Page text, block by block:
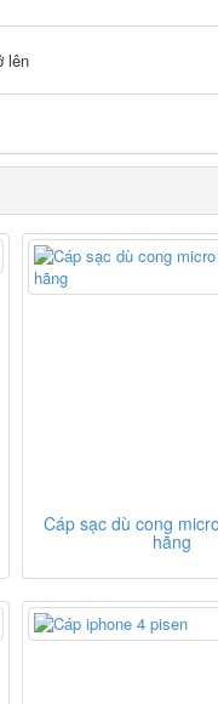
lên
Cáp sạc dù cong
hãng